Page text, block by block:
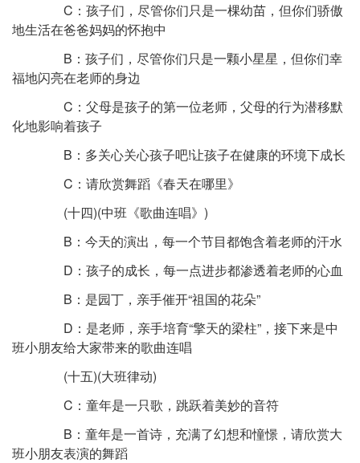
C：孩子们，尽管你们只是一棵幼苗，但你们骄傲
地生活在爸爸妈妈的怀抱中
B：孩子们，尽管你们只是一颗小星星，但你们幸
福地闪亮在老师的身边
C：父母是孩子的第一位老师，父母的行为潜移默
化地影响着孩子
B：多关心关心孩子吧!让孩子在健康的环境下成长
C：请欣赏舞蹈《春天在哪里》
(十四)(中班《歌曲连唱》)
B：今天的演出，每一个节目都饱含着老师的汗水
D：孩子的成长，每一点进步都渗透着老师的心血
B：是园丁，亲手催开“祖国的花朵”
D：是老师，亲手培育“擎天的梁柱”，接下来是中
班小朋友给大家带来的歌曲连唱
(十五)(大班律动)
C：童年是一只歌，跳跃着美妙的音符
B：童年是一首诗，充满了幻想和憧憬，请欣赏大
班小朋友表演的舞蹈